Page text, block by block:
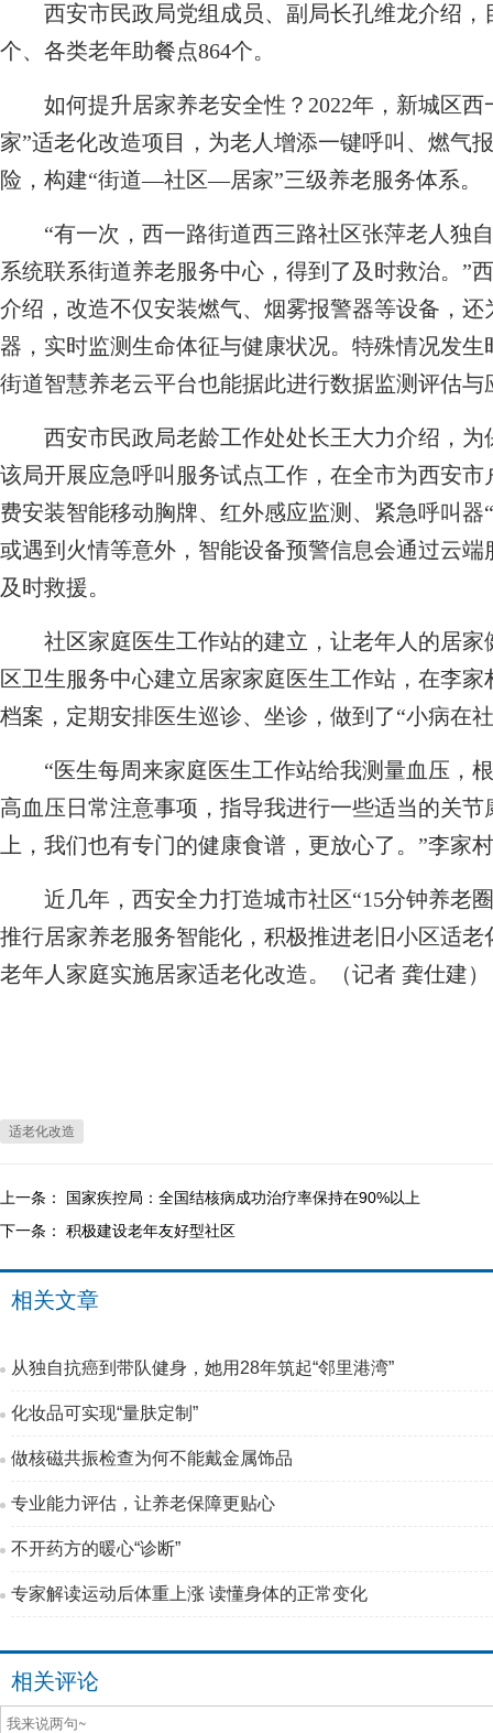
西安市民政局党组成员、副局长孔维龙介绍，
个、各类老年助餐点864个。
如何提升居家养老安全性？2022年，新城区西
家”适老化改造项目，为老人增添一键呼叫、燃气
险，构建“街道—社区—居家”三级养老服务体系。
“有一次，西一路街道西三路社区张萍老人独
系统联系街道养老服务中心，得到了及时救治。”
介绍，改造不仅安装燃气、烟雾报警器等设备，
器，实时监测生命体征与健康状况。特殊情况发
街道智慧养老云平台也能据此进行数据监测评估与
西安市民政局老龄工作处处长王大力介绍，为
该局开展应急呼叫服务试点工作，在全市为西安
费安装智能移动胸牌、红外感应监测、紧急呼叫
或遇到火情等意外，智能设备预警信息会通过云
及时救援。
社区家庭医生工作站的建立，让老年人的居家
区卫生服务中心建立居家家庭医生工作站，在李
档案，定期安排医生巡诊、坐诊，做到了“小病在
“医生每周来家庭医生工作站给我测量血压，
高血压日常注意事项，指导我进行一些适当的关
上，我们也有专门的健康食谱，更放心了。”李家
近几年，西安全力打造城市社区“15分钟养老
推行居家养老服务智能化，积极推进老旧小区适
老年人家庭实施居家适老化改造。（记者 龚仕建）
适老化改造
上一条： 国家疾控局：全国结核病成功治疗率保持在90%以上
下一条： 积极建设老年友好型社区
相关文章
从独自抗癌到带队健身，她用28年筑起“邻里港湾”
化妆品可实现“量肤定制”
做核磁共振检查为何不能戴金属饰品
专业能力评估，让养老保障更贴心
不开药方的暖心“诊断”
专家解读运动后体重上涨 读懂身体的正常变化
相关评论